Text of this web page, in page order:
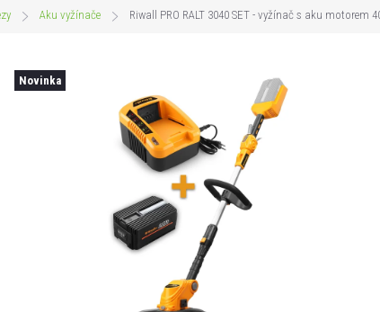
Aku vyžínače Riwall PRO RALT 3040 SET - vyžínač s aku motorem
Novinka